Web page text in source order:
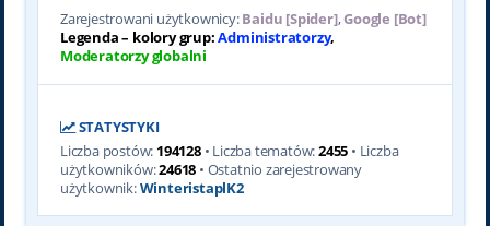
Zarejestrowani użytkownicy:Baidu [Spider],Google [Bot]
Legenda – kolory grup:Administratorzy,
Moderatorzy globalni
STATYSTYKI
Liczba postów: 194128• Liczba tematów:2455 • Liczba
użytkowników:24618 • Ostatnio zarejestrowany
użytkownik:WinteristaplK2